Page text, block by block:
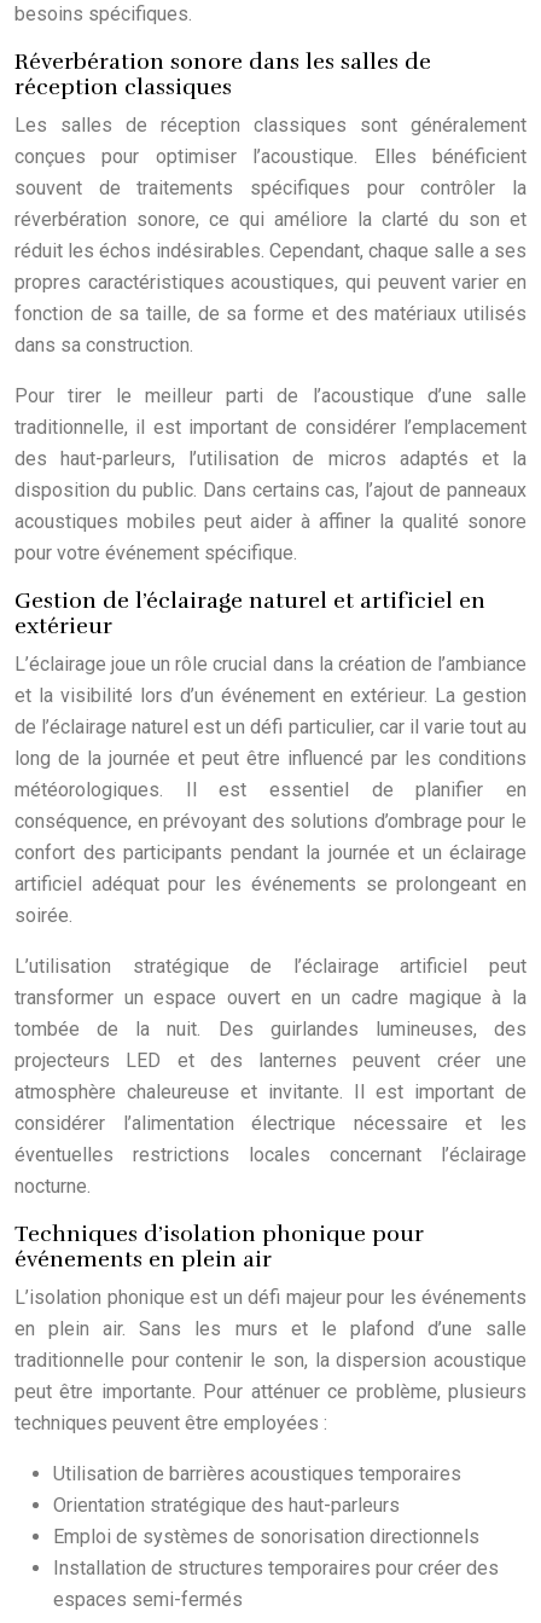
besoins spécifiques.
Réverbération sonore dans les salles de
réception classiques
Les salles de réception classiques sont généralement
conçues pour optimiser l’acoustique. Elles bénéficient
souvent de traitements spécifiques pour contrôler la
réverbération sonore, ce qui améliore la clarté du son et
réduit les échos indésirables. Cependant, chaque salle a ses
propres caractéristiques acoustiques, qui peuvent varier en
fonction de sa taille, de sa forme et des matériaux utilisés
dans sa construction.
Pour tirer le meilleur parti de l’acoustique d’une salle
traditionnelle, il est important de considérer l’emplacement
des haut-parleurs, l’utilisation de micros adaptés et la
disposition du public. Dans certains cas, l’ajout de panneaux
acoustiques mobiles peut aider à affiner la qualité sonore
pour votre événement spécifique.
Gestion de l’éclairage naturel et artificiel en
extérieur
L’éclairage joue un rôle crucial dans la création de l’ambiance
et la visibilité lors d’un événement en extérieur. La gestion
de l’éclairage naturel est un défi particulier, car il varie tout au
long de la journée et peut être influencé par les conditions
météorologiques. Il est essentiel de planifier en
conséquence, en prévoyant des solutions d’ombrage pour le
confort des participants pendant la journée et un éclairage
artificiel adéquat pour les événements se prolongeant en
soirée.
L’utilisation stratégique de l’éclairage artificiel peut
transformer un espace ouvert en un cadre magique à la
tombée de la nuit. Des guirlandes lumineuses, des
projecteurs LED et des lanternes peuvent créer une
atmosphère chaleureuse et invitante. Il est important de
considérer l’alimentation électrique nécessaire et les
éventuelles restrictions locales concernant l’éclairage
nocturne.
Techniques d’isolation phonique pour
événements en plein air
L’isolation phonique est un défi majeur pour les événements
en plein air. Sans les murs et le plafond d’une salle
traditionnelle pour contenir le son, la dispersion acoustique
peut être importante. Pour atténuer ce problème, plusieurs
techniques peuvent être employées :
Utilisation de barrières acoustiques temporaires
Orientation stratégique des haut-parleurs
Emploi de systèmes de sonorisation directionnels
Installation de structures temporaires pour créer des
espaces semi-fermés